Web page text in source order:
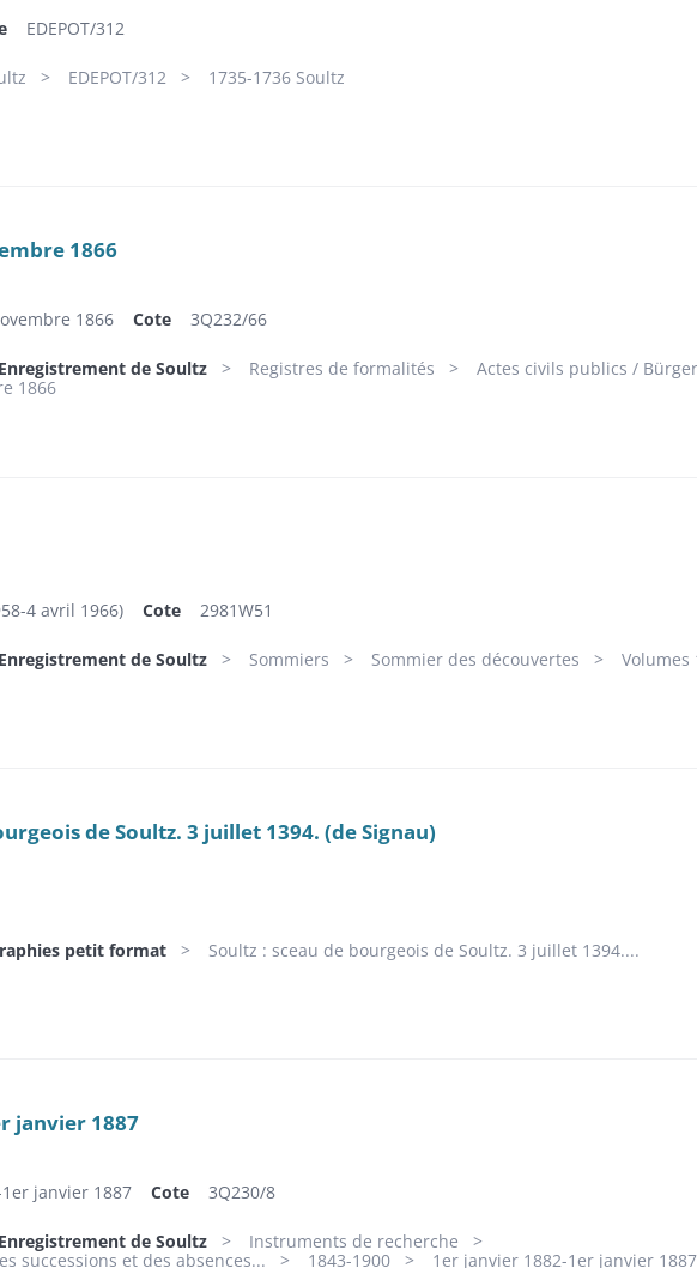
EDEPOT/312
EDEPOT/312 1735-1736 Soultz
1866
1866 Cote 3Q232/66
de Soultz Registres de formalités
Actes civils publics /
1866
4 avril 1966) Cote 2981W51
de Soultz Sommiers Sommier des découvertes Volumes
de Soultz. 3 juillet 1394. (de Signau)
petit format Soultz : sceau de bourgeois de Soultz. 3 juillet 1394....
janvier 1887
janvier 1887 Cote 3Q230/8
de Soultz
Instruments de recherche
successions et des absences...
1843-1900 1er janvier 1882-1er janvier 1887